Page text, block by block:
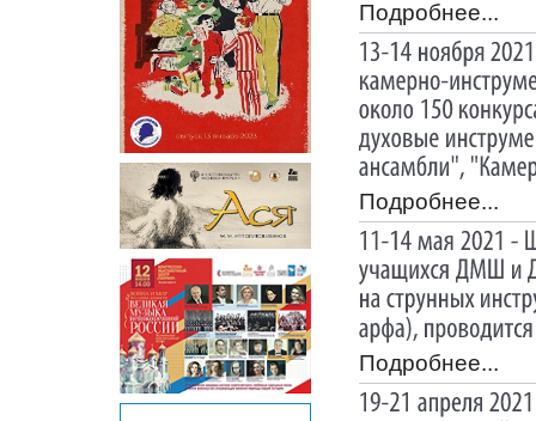
Подробнее...
Подробнее...
Подробнее...